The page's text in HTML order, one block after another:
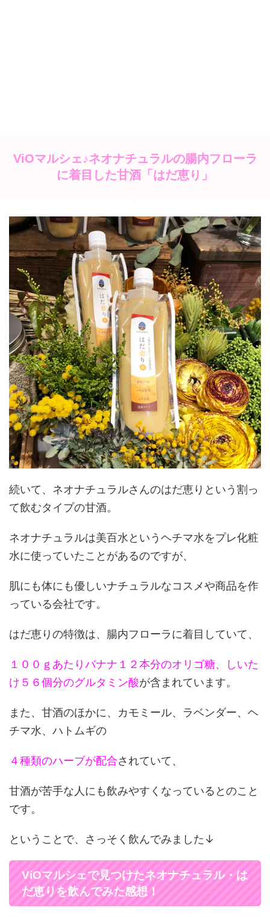
ViOマルシェ♪ネオナチュラルの腸内フローラ
に着目した甘酒「はだ恵り」
続いて、ネオナチュラルさんのはだ恵りという割っ
て飲むタイプの甘酒。
ネオナチュラルは美百水というヘチマ水をプレ化粧
水に使っていたことがあるのですが、
肌にも体にも優しいナチュラルなコスメや商品を作
っている会社です。
はだ恵りの特徴は、腸内フローラに着目していて、
１００ｇあたりバナナ１２本分のオリゴ糖、しいた
け５６個分のグルタミン酸が含まれています。
また、甘酒のほかに、カモミール、ラベンダー、ヘ
チマ水、ハトムギの
４種類のハーブが配合されていて、
甘酒が苦手な人にも飲みやすくなっているとのこと
です。
ということで、さっそく飲んでみました↓
ViOマルシェで見つけたネオナチュラル・は
だ恵りを飲んでみた感想！